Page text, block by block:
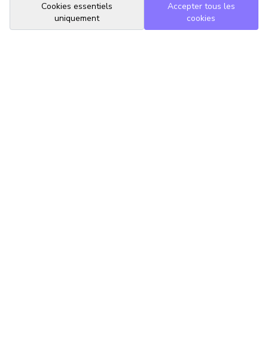
Cookies essentiels
uniquement
Accepter tous les
cookies